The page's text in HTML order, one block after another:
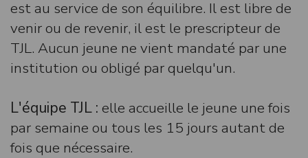
est au service de son équilibre. Il est libre de
venir ou de revenir, il est le prescripteur de
TJL. Aucun jeune ne vient mandaté par une
institution ou obligé par quelqu'un.
L'équipe TJL : elle accueille le jeune une fois
par semaine ou tous les 15 jours autant de
fois que nécessaire.